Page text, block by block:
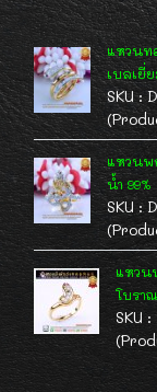
แหวนท
เบลเยี่
SKU :
แหวนพ
น้ำ 99%
SKU :
แหวน
โบรา
SKU